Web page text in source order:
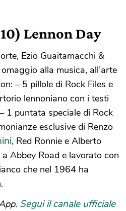
Lennon Day
Ezio Guaitamacchi &
alla musica, all’arte
– 5 pillole di Rock Files e
lennoniano con i testi
1 puntata speciale di Rock
esclusive di Renzo
, Red Ronnie e Alberto
Abbey Road e lavorato con
che nel 1964 ha
Segui il canale ufficiale